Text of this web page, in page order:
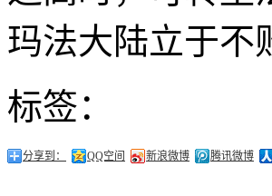
玛法大陆立于不
标签：
分享到： QQ空间 新浪微博 腾讯微博